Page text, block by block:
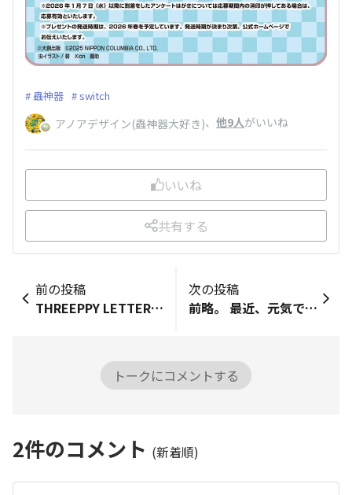
蟲神器 switch
アノアデザイン(蟲神器大好き)、 他9人がいいね
いいね
共有する
前の投稿
THREEPPY LETTER🐑プレゼントの応募は10/31(金)まで！ こんにちは！事務局のなみです🐨 「読み物」コーナーの「THREEPPY LETTER🐑」10月号では、読者プレゼント企画を実施中！ 10月号前編・10月号後編の両方にコメントしてくださった方の中から抽選で2名の方へ、記事内で選ばれたTHREEPPYアイテムのギフトセットをプレゼントいたします🎁✨ 「かわいい」だけではないTHREEPPYの魅力がきっと見つかるコラムです♪ みなさまのコメント、お待ちしております🎀
次の投稿
前略。 最近、元気です。 観葉植物は、 元気が出ましたら、育つかもしれません。 よかったです。 夫が、観てくれてます
トークにコメントする
2件のコメント (新着順)